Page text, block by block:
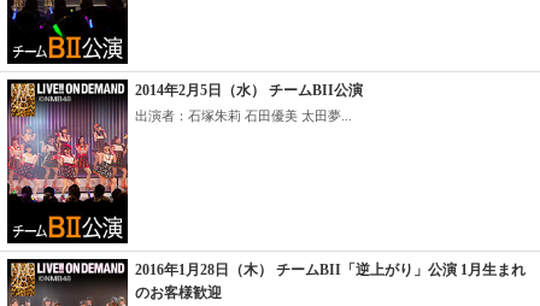
2014年2月5日（水） チームBII公演
出演者：石塚朱莉 石田優美 太田夢...
2016年1月28日（木） チームBII「逆上がり」公演 1月生まれ
のお客様歓迎